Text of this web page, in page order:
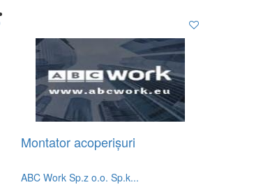
Montator acoperișuri
ABC Work Sp.z o.o. Sp.k...